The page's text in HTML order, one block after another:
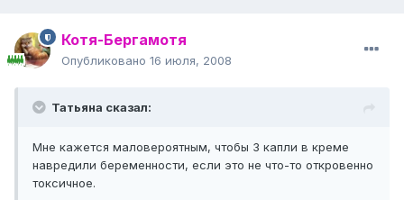
Котя-Бергамотя
Опубликовано 16 июля, 2008
Татьяна сказал:
Мне кажется маловероятным, чтобы 3 капли в креме
навредили беременности, если это не что-то откровенно
токсичное.